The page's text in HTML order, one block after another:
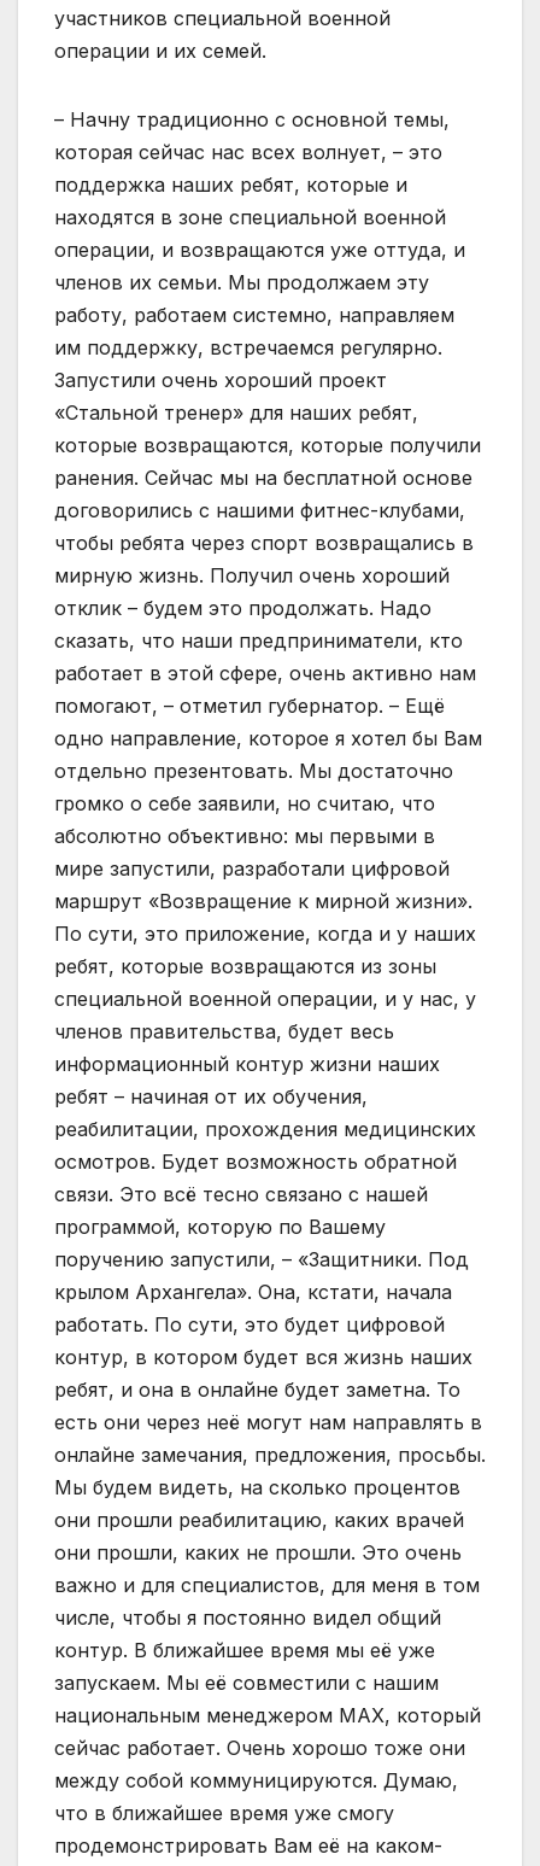
участников специальной военной
операции и их семей.
– Начну традиционно с основной темы,
которая сейчас нас всех волнует, – это
поддержка наших ребят, которые и
находятся в зоне специальной военной
операции, и возвращаются уже оттуда, и
членов их семьи. Мы продолжаем эту
работу, работаем системно, направляем
им поддержку, встречаемся регулярно.
Запустили очень хороший проект
«Стальной тренер» для наших ребят,
которые возвращаются, которые получили
ранения. Сейчас мы на бесплатной основе
договорились с нашими фитнес-клубами,
чтобы ребята через спорт возвращались в
мирную жизнь. Получил очень хороший
отклик – будем это продолжать. Надо
сказать, что наши предприниматели, кто
работает в этой сфере, очень активно нам
помогают, – отметил губернатор. – Ещё
одно направление, которое я хотел бы Вам
отдельно презентовать. Мы достаточно
громко о себе заявили, но считаю, что
абсолютно объективно: мы первыми в
мире запустили, разработали цифровой
маршрут «Возвращение к мирной жизни».
По сути, это приложение, когда и у наших
ребят, которые возвращаются из зоны
специальной военной операции, и у нас, у
членов правительства, будет весь
информационный контур жизни наших
ребят – начиная от их обучения,
реабилитации, прохождения медицинских
осмотров. Будет возможность обратной
связи. Это всё тесно связано с нашей
программой, которую по Вашему
поручению запустили, – «Защитники. Под
крылом Архангела». Она, кстати, начала
работать. По сути, это будет цифровой
контур, в котором будет вся жизнь наших
ребят, и она в онлайне будет заметна. То
есть они через неё могут нам направлять в
онлайне замечания, предложения, просьбы.
Мы будем видеть, на сколько процентов
они прошли реабилитацию, каких врачей
они прошли, каких не прошли. Это очень
важно и для специалистов, для меня в том
числе, чтобы я постоянно видел общий
контур. В ближайшее время мы её уже
запускаем. Мы её совместили с нашим
национальным менеджером MAX, который
сейчас работает. Очень хорошо тоже они
между собой коммуницируются. Думаю,
что в ближайшее время уже смогу
продемонстрировать Вам её на каком-